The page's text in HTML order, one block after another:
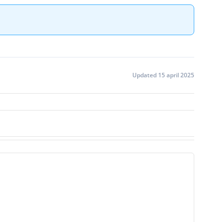
Updated 15 april 2025